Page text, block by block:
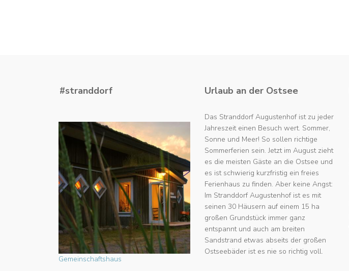
#stranddorf
Gemeinschaftshaus
Urlaub an der Ostsee
Das Stranddorf Augustenhof ist zu jeder
Jahreszeit einen Besuch wert. Sommer,
Sonne und Meer! So sollen richtige
Sommerferien sein. Jetzt im August zieht
es die meisten Gäste an die Ostsee und
es ist schwierig kurzfristig ein freies
Ferienhaus zu finden. Aber keine Angst:
Im Stranddorf Augustenhof ist es mit
seinen 30 Häusern auf einem 15 ha
großen Grundstück immer ganz
entspannt und auch am breiten
Sandstrand etwas abseits der großen
Ostseebäder ist es nie so richtig voll.